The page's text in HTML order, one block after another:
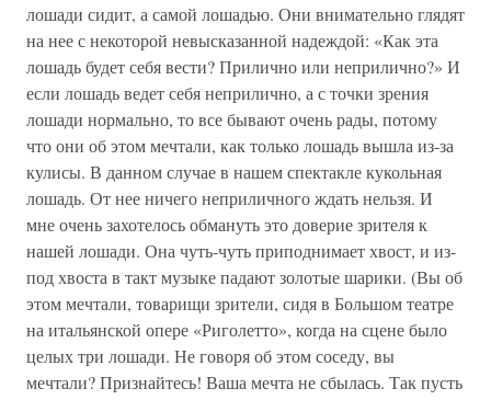
лошади сидит, а самой лошадью. Они внимательно глядят
на нее с некоторой невысказанной надеждой: «Как эта
лошадь будет себя вести? Прилично или неприлично?» И
если лошадь ведет себя неприлично, а с точки зрения
лошади нормально, то все бывают очень рады, потому
что они об этом мечтали, как только лошадь вышла из-за
кулисы. В данном случае в нашем спектакле кукольная
лошадь. От нее ничего неприличного ждать нельзя. И
мне очень захотелось обмануть это доверие зрителя к
нашей лошади. Она чуть-чуть приподнимает хвост, и из-
под хвоста в такт музыке падают золотые шарики. (Вы об
этом мечтали, товарищи зрители, сидя в Большом театре
на итальянской опере «Риголетто», когда на сцене было
целых три лошади. Не говоря об этом соседу, вы
мечтали? Признайтесь! Ваша мечта не сбылась. Так пусть